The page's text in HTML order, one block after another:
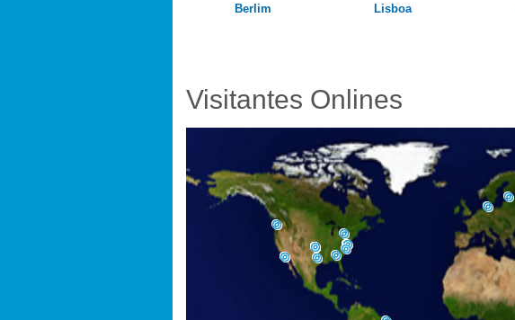
Berlim Lisboa
Visitantes Onlines